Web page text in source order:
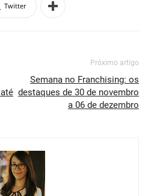
Twitter
Próximo artigo
Semana no Franchising: os
destaques de 30 de novembro
a 06 de dezembro